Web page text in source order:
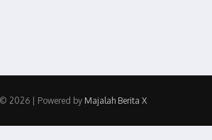
2026 | Powered by Majalah Berita X